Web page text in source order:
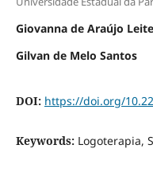
Giovanna de Araújo Leite
Gilvan de Melo Santos
DOI: https://doi.org/
Keywords: Logoterapia,